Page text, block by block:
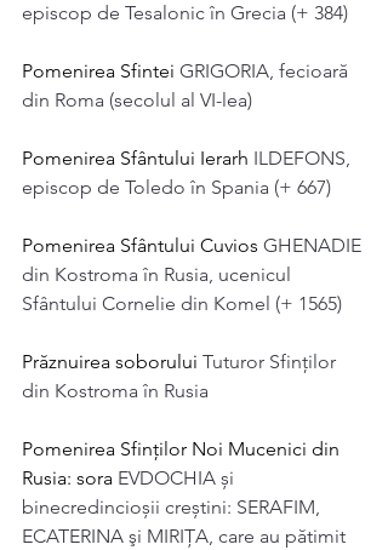
episcop de Tesalonic în Grecia (+ 384)
Pomenirea Sfintei GRIGORIA, fecioară
din Roma (secolul al VI-lea)
Pomenirea Sfântului Ierarh ILDEFONS,
episcop de Toledo în Spania (+ 667)
Pomenirea Sfântului Cuvios GHENADIE
din Kostroma în Rusia, ucenicul
Sfântului Cornelie din Komel (+ 1565)
Prăznuirea soborului Tuturor Sfinţilor
din Kostroma în Rusia
Pomenirea Sfinţilor Noi Mucenici din
Rusia: sora EVDOCHIA și
binecredincioșii creștini: SERAFIM,
ECATERINA şi MIRIŢA, care au pătimit